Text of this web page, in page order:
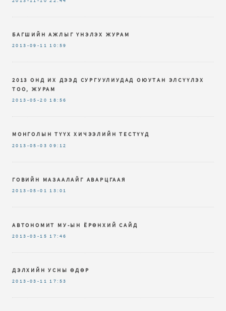
БАГШИЙН АЖЛЫГ ҮНЭЛЭХ ЖУРАМ
2013-09-11 10:59
2013 ОНД ИХ ДЭЭД СУРГУУЛИУДАД ОЮУТАН ЭЛСҮҮЛЭХ
ТОО, ЖУРАМ
2013-05-20 18:56
МОНГОЛЫН ТҮҮХ ХИЧЭЭЛИЙН ТЕСТҮҮД
2013-05-03 09:12
ГОВИЙН МАЗААЛАЙГ АВАРЦГААЯ
2013-05-01 13:01
АВТОНОМИТ МУ-ЫН ЁРӨНХИЙ САЙД
2013-03-15 17:46
ДЭЛХИЙН УСНЫ ӨДӨР
2013-03-11 17:53